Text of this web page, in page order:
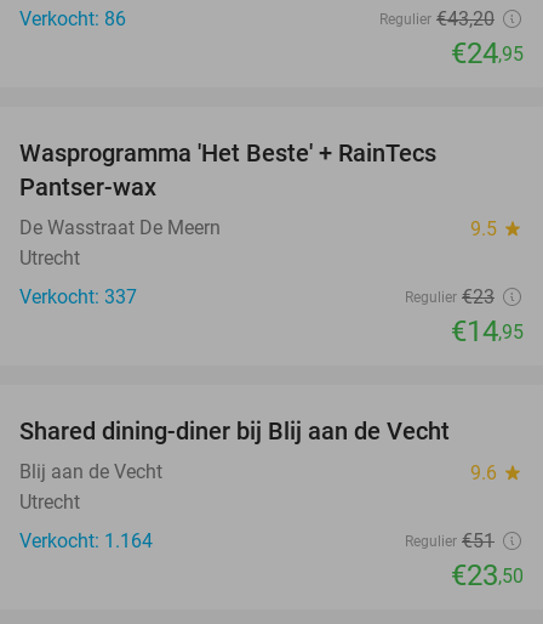
Verkocht: 86
Regulier €43,20
€24,95
Wasprogramma 'Het Beste' + RainTecs
Pantser-wax
De Wasstraat De Meern 9.5 star
Utrecht
Verkocht: 337
Regulier €23
€14,95
Shared dining-diner bij Blij aan de Vecht
Blij aan de Vecht 9.6 star
Utrecht
Verkocht: 1.164
Regulier €51
€23,50